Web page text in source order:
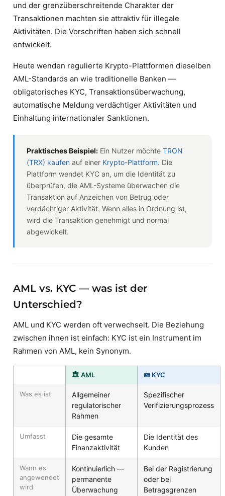
und der grenzüberschreitende Charakter der
Transaktionen machten sie attraktiv für illegale
Aktivitäten. Die Vorschriften haben sich schnell
entwickelt.
Heute wenden regulierte Krypto-Plattformen dieselben
AML-Standards an wie traditionelle Banken —
obligatorisches KYC, Transaktionsüberwachung,
automatische Meldung verdächtiger Aktivitäten und
Einhaltung internationaler Sanktionen.
Praktisches Beispiel: Ein Nutzer möchte TRON
(TRX) kaufen auf einer Krypto-Plattform. Die
Plattform wendet KYC an, um die Identität zu
überprüfen, die AML-Systeme überwachen die
Transaktion auf Anzeichen von Betrug oder
verdächtiger Aktivität. Wenn alles in Ordnung ist,
wird die Transaktion genehmigt und normal
abgewickelt.
AML vs. KYC — was ist der
Unterschied?
AML und KYC werden oft verwechselt. Die Beziehung
zwischen ihnen ist einfach: KYC ist ein Instrument im
Rahmen von AML, kein Synonym.
🏛️ AML 🪪 KYC
Was es ist
Allgemeiner
regulatorischer
Rahmen
Spezifischer
Verifizierungsprozess
Umfasst
Die gesamte
Finanzaktivität
Die Identität des
Kunden
Wann es
angewendet
wird
Kontinuierlich —
permanente
Überwachung
Bei der Registrierung
oder bei
Betragsgrenzen